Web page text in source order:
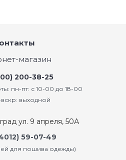
магазин
200-38-25
пн-пт: с 10-00 до 18-00
выходной
ул. 9 апреля, 50А
59-07-49
для пошива одежды)